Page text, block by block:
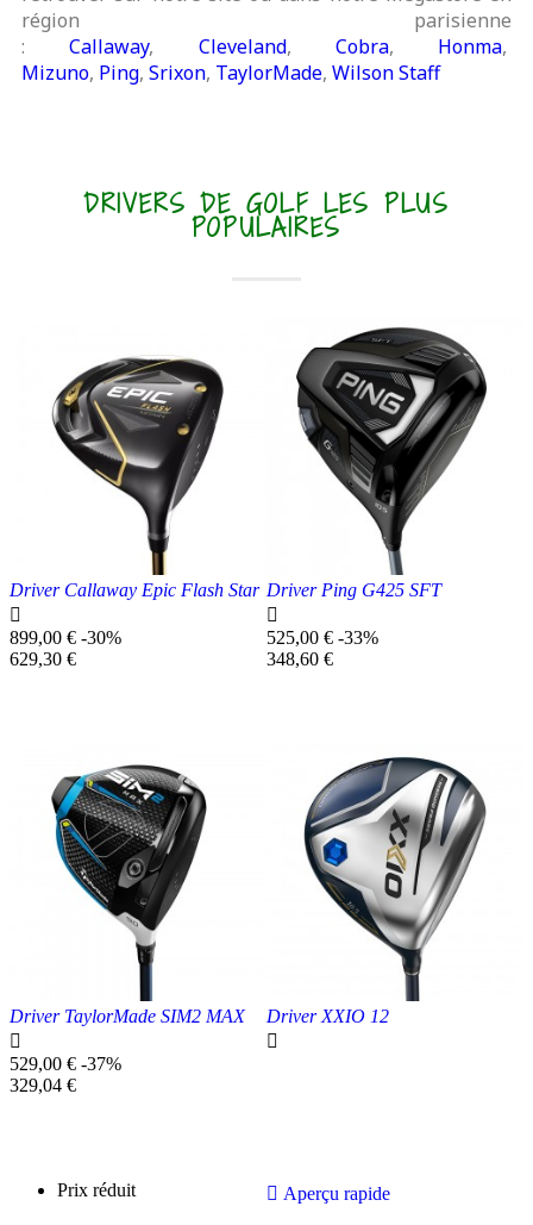
région parisienne
:Callaway, Cleveland, Cobra, Honma,
Mizuno, Ping, Srixon, TaylorMade, Wilson Staff
DRIVERS DE GOLF LES PLUS
POPULAIRES
Driver Callaway Epic Flash Star

Prix
de
899,00 € -30%
Prix
629,30 €
Prix réduit
Aperçu rapide
Driver Ping G425 SFT

Prix
de
525,00 € -33%
Prix
348,60 €
Prix réduit
Aperçu rapide
Driver TaylorMade SIM2 MAX

Prix
de
529,00 € -37%
Prix
329,04 €
Prix réduit
Driver XXIO 12

 Aperçu rapide